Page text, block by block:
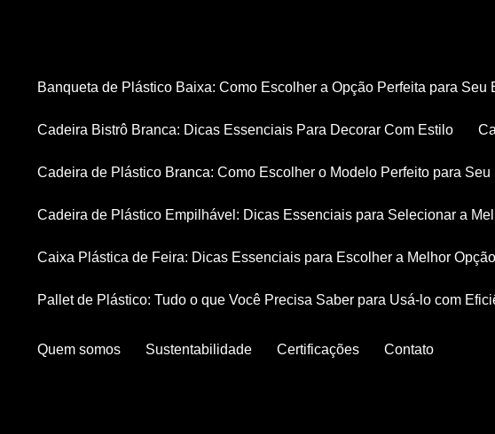
Banqueta de Plástico Baixa: Como Escolher a Opção Perfeita para Seu
Cadeira Bistrô Branca: Dicas Essenciais Para Decorar Com Estilo
Cadeira de Plástico Branca: Como Escolher o Modelo Perfeito para
Cadeira de Plástico Empilhável: Dicas Essenciais para Selecionar a
Caixa Plástica de Feira: Dicas Essenciais para Escolher a Melhor Opção
Pallet de Plástico: Tudo o que Você Precisa Saber para Usá-lo com
Quem somos Sustentabilidade Certificações Contato